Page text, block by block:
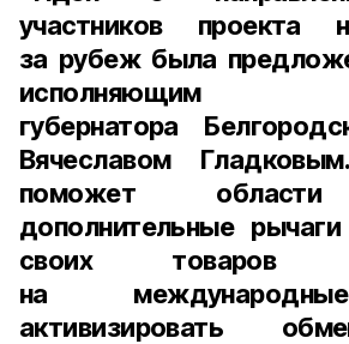
участников проекта
за рубеж была
исполняющим
губернатора
Вячеславом
поможет области
дополнительные
своих товаров
на
активизировать